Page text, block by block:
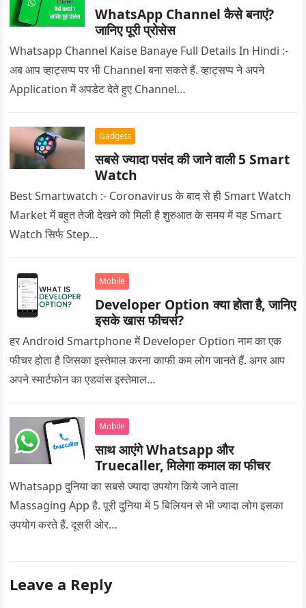
WhatsApp Channel कैसे बनाएं?
जानिए पूरी प्रोसेस
Whatsapp Channel Kaise Banaye Full Details In Hindi :-
अब आप व्हाट्सप्प पर भी Channel बना सकते हैं. व्हाट्सप्प ने अपने
Application में अपडेट देते हुए Channel…
Gadgets
सबसे ज्यादा पसंद की जाने वाली 5 Smart
Watch
Best Smartwatch :- Coronavirus के बाद से ही Smart Watch
Market में बहुत तेजी देखने को मिली है शुरुआत के समय में यह Smart
Watch सिर्फ Step…
Mobile
Developer Option क्या होता है, जानिए
इसके खास फीचर्स?
हर Android Smartphone में Developer Option नाम का एक
फीचर होता है जिसका इस्तेमाल करना काफी कम लोग जानते हैं. अगर आप
अपने स्मार्टफोन का एडवांस इस्तेमाल…
Mobile
साथ आएंगे Whatsapp और
Truecaller, मिलेगा कमाल का फीचर
Whatsapp दुनिया का सबसे ज्यादा उपयोग किये जाने वाला
Massaging App है. पूरी दुनिया में 5 बिलियन से भी ज्यादा लोग इसका
उपयोग करते हैं. दूसरी ओर…
Leave a Reply